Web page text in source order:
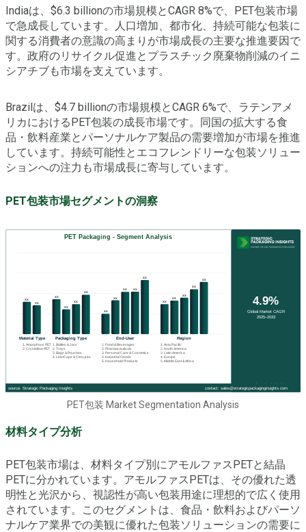
Indiaは、$6.3 billionの市場規模とCAGR 8%で、PET包装市場
で急成長しています。人口増加、都市化、持続可能な包装に
関する消費者の意識の高まりが市場成長の主要な推進要因で
す。政府のリサイクル促進とプラスチック廃棄物削減のイニ
シアチブも市場を支えています。
Brazilは、$4.7 billionの市場規模とCAGR 6%で、ラテンアメ
リカにおけるPET包装の成長市場です。同国の拡大する食
品・飲料産業とパーソナルケア製品の需要増加が市場を推進
しています。持続可能性とエコフレンドリーな包装ソリュー
ションへの注力も市場成長に寄与しています。
PET包装市場セグメントの洞察
PET包装 Market Segmentation Analysis
材料タイプ分析
PET包装市場は、材料タイプ別にアモルファスPETと結晶
PETに分かれています。アモルファスPETは、その優れた透
明性と光沢から、視認性が高い包装用途に理想的で広く使用
されています。このセグメントは、食品・飲料およびパーソ
ナルケア業界での美観に優れた包装ソリューションの需要に